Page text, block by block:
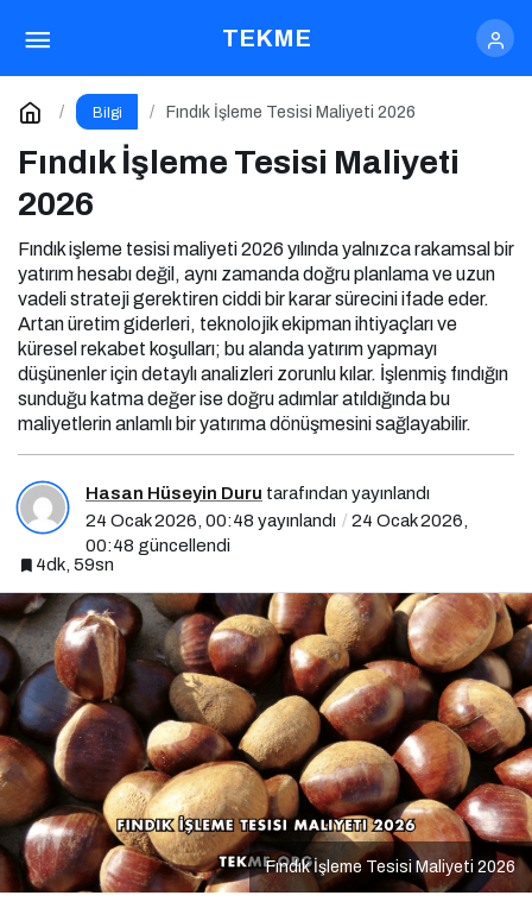
TEKME
Bilgi Fındık İşleme Tesisi Maliyeti 2026
Fındık İşleme Tesisi Maliyeti
2026
Fındık işleme tesisi maliyeti 2026 yılında yalnızca rakamsal bir
yatırım hesabı değil, aynı zamanda doğru planlama ve uzun
vadeli strateji gerektiren ciddi bir karar sürecini ifade eder.
Artan üretim giderleri, teknolojik ekipman ihtiyaçları ve
küresel rekabet koşulları; bu alanda yatırım yapmayı
düşünenler için detaylı analizleri zorunlu kılar. İşlenmiş fındığın
sunduğu katma değer ise doğru adımlar atıldığında bu
maliyetlerin anlamlı bir yatırıma dönüşmesini sağlayabilir.
Hasan Hüseyin Duru tarafından yayınlandı
24 Ocak 2026, 00:48 yayınlandı
24 Ocak 2026,
00:48 güncellendi
4dk, 59sn
Fındık İşleme Tesisi Maliyeti 2026
Fındık İşleme Tesisi Maliyeti 2026
Yorum Yap